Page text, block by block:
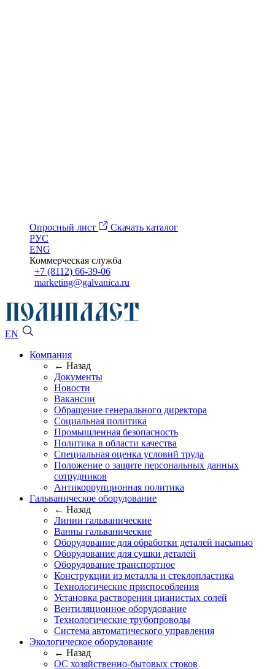
Опросный лист
Скачать каталог
РУС
ENG
Коммерческая служба
+7 (8112) 66-39-06
marketing@galvanica.ru
EN
Компания
← Назад
Документы
Новости
Вакансии
Обращение генерального директора
Социальная политика
Промышленная безопасность
Политика в области качества
Специальная оценка условий труда
Положение о защите персональных данных
сотрудников
Антикоррупционная политика
Гальваническое оборудование
← Назад
Линии гальванические
Ванны гальванические
Оборудование для обработки деталей насыпью
Оборудование для сушки деталей
Оборудование транспортное
Конструкции из металла и стеклопластика
Технологические приспособления
Установка растворения цианистых солей
Вентиляционное оборудование
Технологические трубопроводы
Система автоматического управления
Экологическое оборудование
← Назад
ОС хозяйственно-бытовых стоков